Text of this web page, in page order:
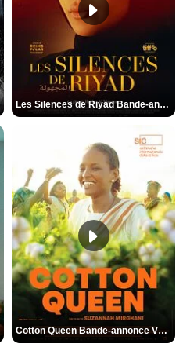
Les Silences de Riyad Bande-annonce VO STFR
Cotton Queen Bande-annonce VO STFR